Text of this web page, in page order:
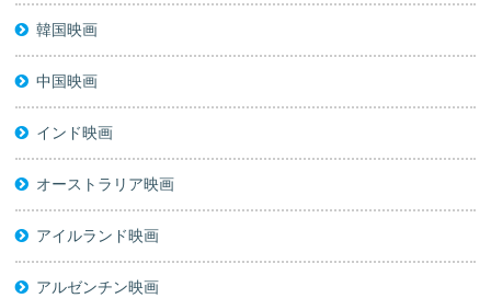
韓国映画
中国映画
インド映画
オーストラリア映画
アイルランド映画
アルゼンチン映画